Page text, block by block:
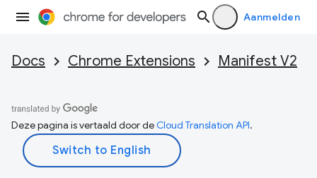
Aanmelden
Docs Chrome Extensions Manifest V2
Deze pagina is vertaald door deCloud Translation API.